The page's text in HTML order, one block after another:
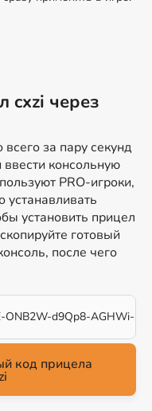
cxzi через
за пару секунд
ввести консольную
PRO-игроки,
устанавливать
установить прицел
готовый
после чего
ONB2W-d9Qp8-AGHWi-
код прицела